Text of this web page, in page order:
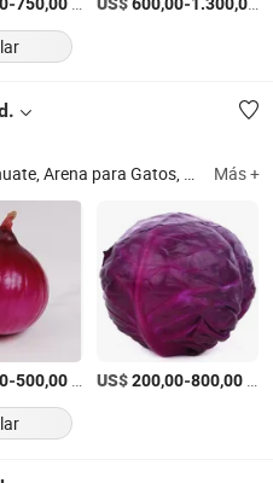
750,00 600,00 1.300,00
Nuez, Casa para Mascotas, Cacahuate, Arena para Gatos, Productos para Mascotas, Comida para Mascotas, Comida para Gatos, Golosinas para Mascotas, Comida para Perros, Juguetes para Mascotas Más +
-500,00/Tonelada US$200,00-800,00